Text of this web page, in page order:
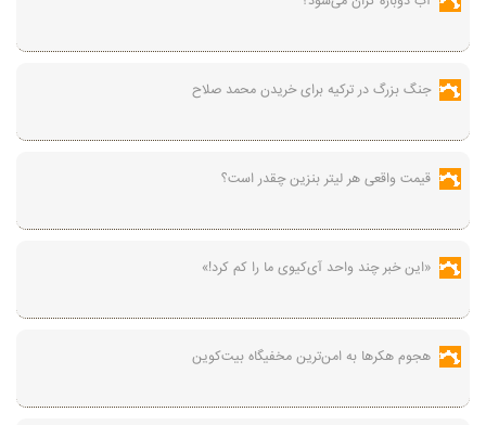
جنگ بزرگ در ترکیه برای خریدن محمد صلاح
قیمت واقعی هر لیتر بنزین چقدر است؟
«این خبر چند واحد آی‌کیوی ما را کم کرد!»
هجوم هکرها به امن‌ترین مخفیگاه بیت‌کوین